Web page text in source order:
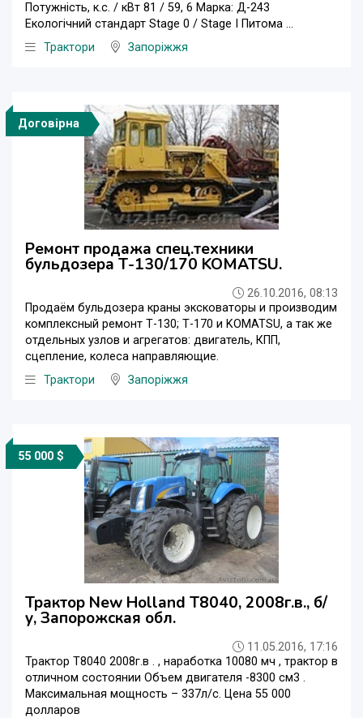
Потужність, к.с. / кВт 81 / 59, 6 Марка: Д-243
Екологічний стандарт Stage 0 / Stage I Питома ...
Трактори
Запоріжжя
Договірна
Ремонт продажа спец.техники
бульдозера Т-130/170 KOMATSU.
26.10.2016, 08:13
Продаём бульдозера краны эксковаторы и производим
комплексный ремонт Т-130; Т-170 и KOMATSU, а так же
отдельных узлов и агрегатов: двигатель, КПП,
сцепление, колеса направляющие.
Трактори
Запоріжжя
55 000 $
Трактор New Holland Т8040, 2008г.в., б/
у, Запорожская обл.
11.05.2016, 17:16
Трактор Т8040 2008г.в . , наработка 10080 мч , трактор в
отличном состоянии Объем двигателя -8300 см3 .
Максимальная мощность – 337л/с. Цена 55 000
долларов